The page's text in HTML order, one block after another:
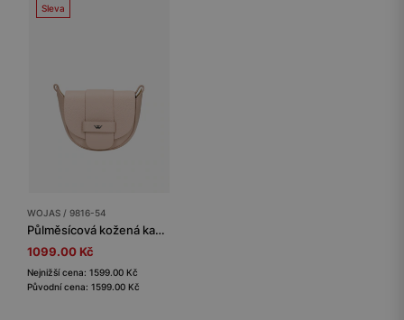
Sleva
WOJAS / 9816-54
Půlměsícová kožená kabelka ve světle růžové barvě
1099.00 Kč
Nejnižší cena: 1599.00 Kč
Původní cena: 1599.00 Kč